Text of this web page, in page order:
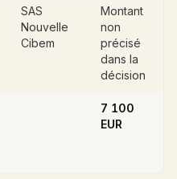
SAS
Nouvelle
Cibem
Montant
non
précisé
dans la
décision
7 100
EUR